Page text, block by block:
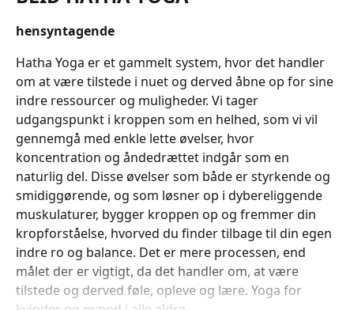
hensyntagende
Hatha Yoga er et gammelt system, hvor det handler
om at være tilstede i nuet og derved åbne op for sine
indre ressourcer og muligheder. Vi tager
udgangspunkt i kroppen som en helhed, som vi vil
gennemgå med enkle lette øvelser, hvor
koncentration og åndedrættet indgår som en
naturlig del. Disse øvelser som både er styrkende og
smidiggørende, og som løsner op i dybereliggende
muskulaturer, bygger kroppen op og fremmer din
kropforståelse, hvorved du finder tilbage til din egen
indre ro og balance. Det er mere processen, end
målet der er vigtigt, da det handler om, at være
tilstede og derved føle, opleve og lære. Yoga for